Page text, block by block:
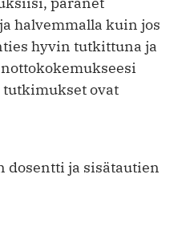
halvemmalla kuin jos
hyvin tutkittuna ja
tutkimukset ovat
ja sisätautien